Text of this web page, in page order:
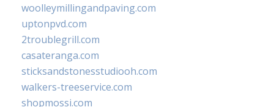
woolleymillingandpaving.com
uptonpvd.com
2troublegrill.com
casateranga.com
sticksandstonesstudiooh.com
walkers-treeservice.com
shopmossi.com